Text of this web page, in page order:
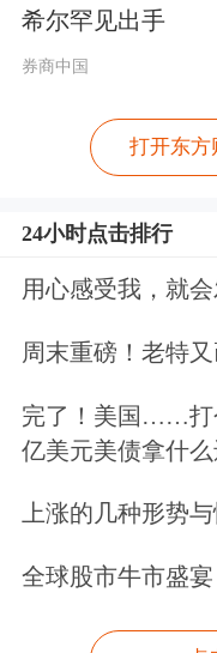
希尔罕见出手
券商中国
打开东方
24小时点击排行
用心感受我，就
周末重磅！老特
完了！美国……打
亿美元美债拿什么
上涨的几种形势与
全球股市牛市盛